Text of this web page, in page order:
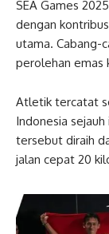
SEA Games
dengan
utama. Cabang-
perolehan emas
Atletik tercatat
Indonesia
tersebut diraih
jalan cepat 20